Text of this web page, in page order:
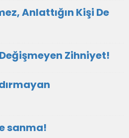
Anlattığın Kişi De
Değişmeyen Zihniyet!
sanma!